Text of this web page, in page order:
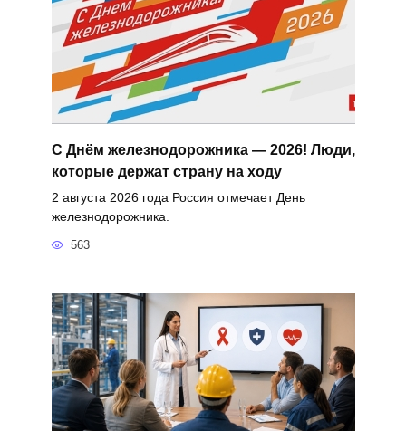
С Днём железнодорожника — 2026! Люди,
которые держат страну на ходу
2 августа 2026 года Россия отмечает День
железнодорожника.
563